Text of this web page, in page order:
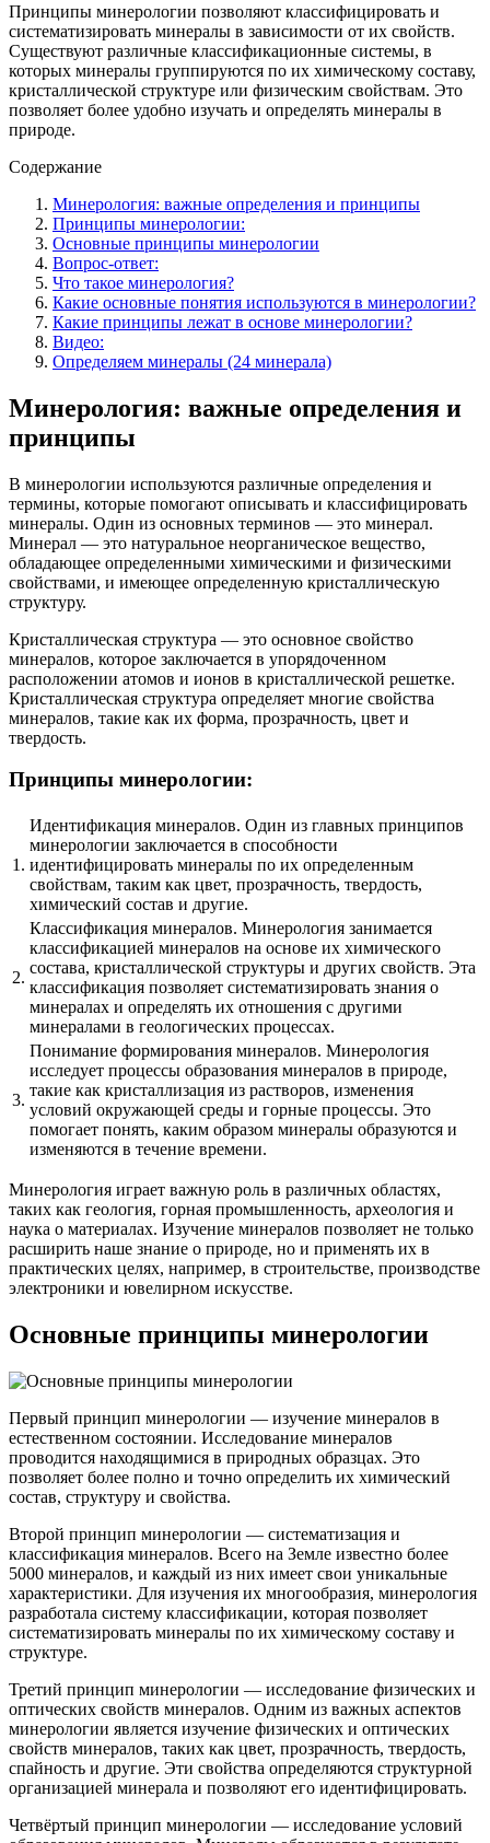
Принципы минерологии позволяют классифицировать и
систематизировать минералы в зависимости от их свойств.
Существуют различные классификационные системы, в
которых минералы группируются по их химическому составу,
кристаллической структуре или физическим свойствам. Это
позволяет более удобно изучать и определять минералы в
природе.
Содержание
Минерология: важные определения и принципы
Принципы минерологии:
Основные принципы минерологии
Вопрос-ответ:
Что такое минерология?
Какие основные понятия используются в минерологии?
Какие принципы лежат в основе минерологии?
Видео:
Определяем минералы (24 минерала)
Минерология: важные определения и
принципы
В минерологии используются различные определения и
термины, которые помогают описывать и классифицировать
минералы. Один из основных терминов — это минерал.
Минерал — это натуральное неорганическое вещество,
обладающее определенными химическими и физическими
свойствами, и имеющее определенную кристаллическую
структуру.
Кристаллическая структура — это основное свойство
минералов, которое заключается в упорядоченном
расположении атомов и ионов в кристаллической решетке.
Кристаллическая структура определяет многие свойства
минералов, такие как их форма, прозрачность, цвет и
твердость.
Принципы минерологии:
1.
Идентификация минералов. Один из главных принципов
минерологии заключается в способности
идентифицировать минералы по их определенным
свойствам, таким как цвет, прозрачность, твердость,
химический состав и другие.
2.
Классификация минералов. Минерология занимается
классификацией минералов на основе их химического
состава, кристаллической структуры и других свойств. Эта
классификация позволяет систематизировать знания о
минералах и определять их отношения с другими
минералами в геологических процессах.
3.
Понимание формирования минералов. Минерология
исследует процессы образования минералов в природе,
такие как кристаллизация из растворов, изменения
условий окружающей среды и горные процессы. Это
помогает понять, каким образом минералы образуются и
изменяются в течение времени.
Минерология играет важную роль в различных областях,
таких как геология, горная промышленность, археология и
наука о материалах. Изучение минералов позволяет не только
расширить наше знание о природе, но и применять их в
практических целях, например, в строительстве, производстве
электроники и ювелирном искусстве.
Основные принципы минерологии
Первый принцип минерологии — изучение минералов в
естественном состоянии. Исследование минералов
проводится находящимися в природных образцах. Это
позволяет более полно и точно определить их химический
состав, структуру и свойства.
Второй принцип минерологии — систематизация и
классификация минералов. Всего на Земле известно более
5000 минералов, и каждый из них имеет свои уникальные
характеристики. Для изучения их многообразия, минерология
разработала систему классификации, которая позволяет
систематизировать минералы по их химическому составу и
структуре.
Третий принцип минерологии — исследование физических и
оптических свойств минералов. Одним из важных аспектов
минерологии является изучение физических и оптических
свойств минералов, таких как цвет, прозрачность, твердость,
спайность и другие. Эти свойства определяются структурной
организацией минерала и позволяют его идентифицировать.
Четвёртый принцип минерологии — исследование условий